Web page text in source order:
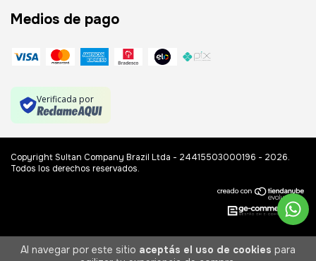
Al navegar por este sitio aceptás el uso de cookies para
Medios de pago
Verificada por
Copyright Sultan Company Brazil Ltda - 24415503000196 - 2026.
Todos los derechos reservados.